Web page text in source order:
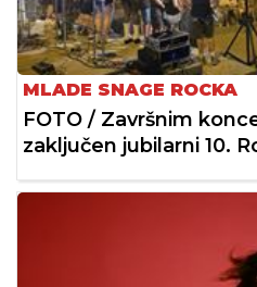
MLADE SNAGE ROCKA
FOTO / Završnim
zaključen jubilarni 10.